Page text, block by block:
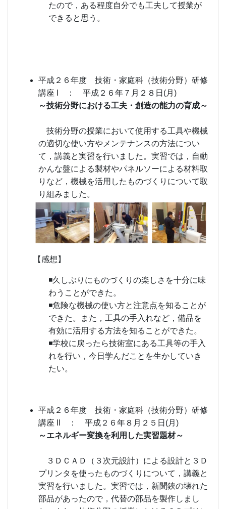
たので，ある程度自分でも工夫して授業が
できると思う。
平成２６年度 技術・家庭科（技術分野）研修
講座 I ： 平成２６年７月２８日(月)
～技術分野における工夫・創造の能力の育成～
技術分野の授業において使用する工具や機械
の適切な使い方やメンテナンスの方法につい
て，講義と実習を行いました。実習では，自動
かんな盤による製材やパネルソーによる材料取
りなど，機械を活用したものづくりについて取
り組みました。
【感想】
◾久しぶりにものづくりの楽しさを十分に味
わうことができた。
◾危険な機械の使い方と注意点を知ることが
できた。また，工具の手入れなど，備品を
有効に活用する方法を知ることができた。
◾学校に戻ったら技術室にある工具等の手入
れを行い，今日学んだことを生かしていき
たい。
平成２６年度 技術・家庭科（技術分野）研修
講座 II ： 平成２６年８月２５日(月)
～エネルギー変換を利用した実習題材～
３ＤＣＡＤ（３次元設計）による設計と３Ｄ
プリンタを使ったものづくりについて，講義と
実習を行いました。実習では，新聞鋏の壊れた
部品があったので，代替の部品を製作しまし